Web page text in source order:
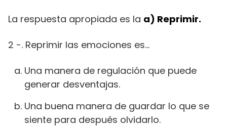
La respuesta apropiada es la a) Reprimir.
2 -. Reprimir las emociones es…
Una manera de regulación que puede
generar desventajas.
Una buena manera de guardar lo que se
siente para después olvidarlo.